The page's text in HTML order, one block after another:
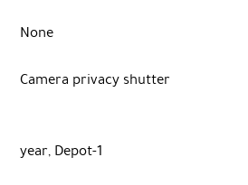
None
Camera privacy shutter
1-year, Depot